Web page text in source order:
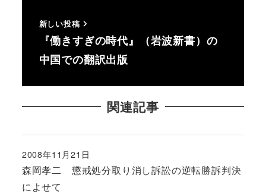
新しい投稿
『働きすぎの時代』（岩波新書）の
中国での翻訳出版
関連記事
森岡孝二 懲戒処分取り消し訴訟の逆転勝訴判決
によせて
投稿日
2008年11月21日